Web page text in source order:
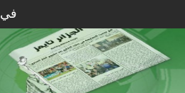
في 07 غشت 2026 الساعة 06 : 04